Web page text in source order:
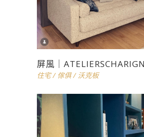
屏風｜
住宅/ 傢俱/ 沃克板